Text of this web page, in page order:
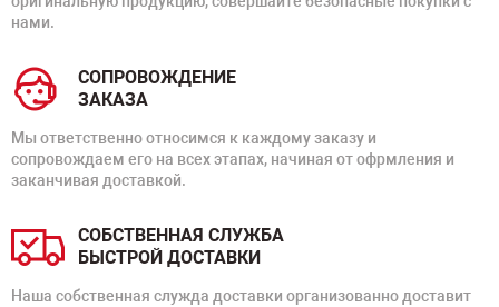
нами.
СОПРОВОЖДЕНИЕ
ЗАКАЗА
Мы ответственно относимся к каждому заказу и
сопровождаем его на всех этапах, начиная от офрмления и
заканчивая доставкой.
СОБСТВЕННАЯ СЛУЖБА
БЫСТРОЙ ДОСТАВКИ
Наша собственная служда доставки организованно доставит